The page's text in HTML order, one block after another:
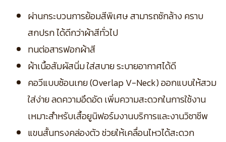
ผ่านกระบวนการย้อมสีพิเศษ สามารถซักล้าง คราบ
สกปรก ได้ดีกว่าผ้าสีทั่วไป
ทนต่อสารฟอกผ้าสี
ผ้าเนื้อสัมผัสนิ่ม ใส่สบาย ระบายอากาศได้ดี
คอวีแบบซ้อนเกย (Overlap V-Neck) ออกแบบให้สวม
ใส่ง่าย ลดความอึดอัด เพิ่มความสะดวกในการใช้งาน
เหมาะสำหรับเสื้อยูนิฟอร์มงานบริการและงานวิชาชีพ
แขนสั้นทรงคล่องตัว ช่วยให้เคลื่อนไหวได้สะดวก